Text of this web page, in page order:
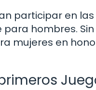
participar en
hombres.
mujeres en